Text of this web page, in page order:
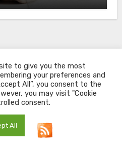
Windows
to give you the most
your preferences and
All”, you consent to the
you may visit "Cookie
consent.
All